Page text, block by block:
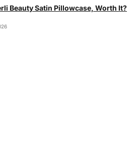
Beauty Satin Pillowcase, Worth It?